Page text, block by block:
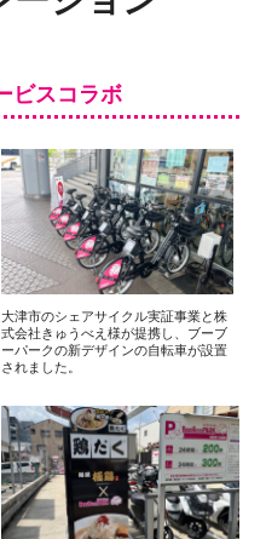
ビスコラボ
大津市のシェアサイクル実証事業と株
式会社きゅうべえ様が提携し、ブーブ
ーパークの新デザインの自転車が設置
されました。